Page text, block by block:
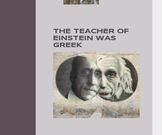
THE TEACHER OF
EINSTEIN WAS
GREEK